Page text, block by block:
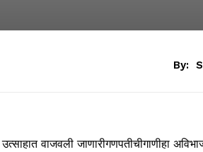
By:
वाजवली जाणारीगणपतीचीगाणीहा